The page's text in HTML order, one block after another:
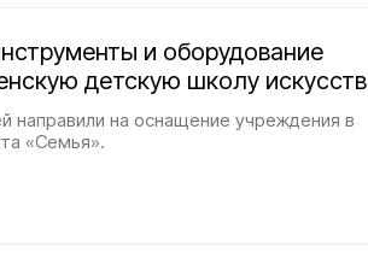
и оборудование
детскую школу искусств
направили на оснащение учреждения в
«Семья».